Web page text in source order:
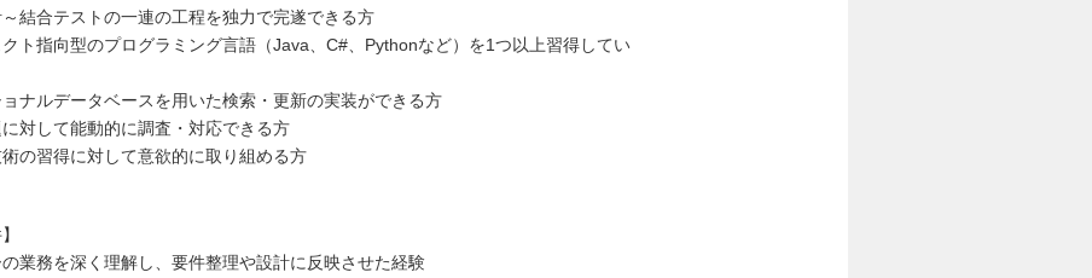
結合テストの一連の工程を独力で完遂できる方
ト指向型のプログラミング言語（Java、C#、Pythonなど）を1つ以上習得してい
ナルデータベースを用いた検索・更新の実装ができる方
対して能動的に調査・対応できる方
の習得に対して意欲的に取り組める方
業務を深く理解し、要件整理や設計に反映させた経験